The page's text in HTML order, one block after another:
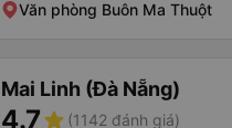
Văn phòng Buôn Ma Thuột
Mai Linh (Đà Nẵng)
4.7star (1142 đánh giá)